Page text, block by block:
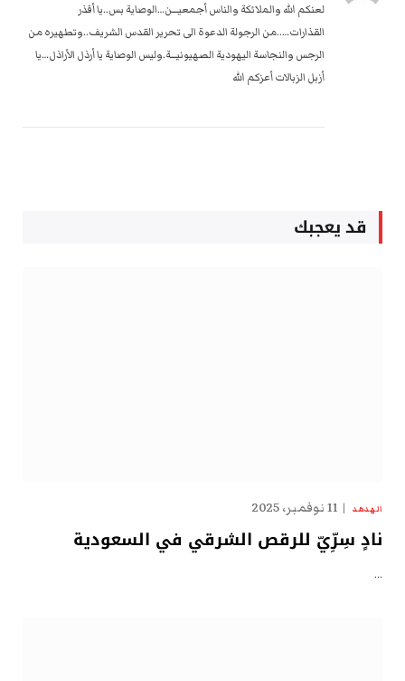
لعنكم الله والملائكة والناس أجمعيـــن…الوصاية بس..يا أقذر
القذارات…..من الرجولة الدعوة الى تحرير القدس الشريف..وتطهيره من
الرجس والنجاسة اليهودية الصهيونيـــة.وليس الوصاية يا أرذل الأراذل…يا
أزبل الزبالات أعزكم الله
قد يعجبك
الهدهد 11 نوفمبر، 2025
نادٍ سِرِّيّ للرقص الشرقي في السعودية
…